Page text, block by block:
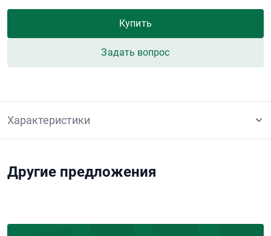
Купить
Задать вопрос
Характеристики
Другие предложения